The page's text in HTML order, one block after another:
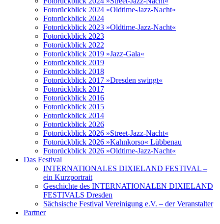
Fotorückblick 2024 »Oldtime-Jazz-Nacht«
Fotorückblick 2024
Fotorückblick 2023 »Oldtime-Jazz-Nacht«
Fotorückblick 2023
Fotorückblick 2022
Fotorückblick 2019 »Jazz-Gala«
Fotorückblick 2019
Fotorückblick 2018
Fotorückblick 2017 »Dresden swingt«
Fotorückblick 2017
Fotorückblick 2016
Fotorückblick 2015
Fotorückblick 2014
Fotorückblick 2026
Fotorückblick 2026 »Street-Jazz-Nacht«
Fotorückblick 2026 »Kahnkorso« Lübbenau
Fotorückblick 2026 »Oldtime-Jazz-Nacht«
Das Festival
INTERNATIONALES DIXIELAND FESTIVAL –
ein Kurzportrait
Geschichte des INTERNATIONALEN DIXIELAND
FESTIVALS Dresden
Sächsische Festival Vereinigung e.V. – der Veranstalter
Partner